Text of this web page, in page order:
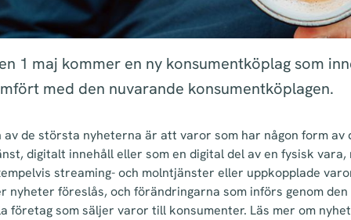
1 maj kommer en ny konsumentköplag som
med den nuvarande konsumentköplagen.
av de största nyheterna är att varor som har någon form
digitalt innehåll eller som en digital del av en fysisk
streaming- och molntjänster eller uppkopplade
nyheter föreslås, och förändringarna som införs genom
företag som säljer varor till konsumenter. Läs mer om